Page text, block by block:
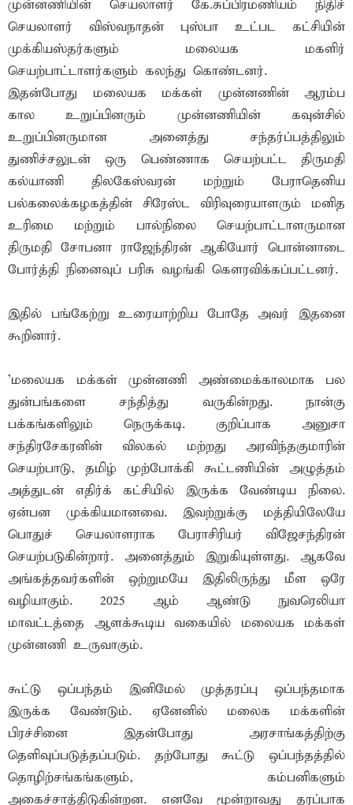
முன்னணியின் செயலாளர் கே.சுப்பிரமணியம் நிதிச்
செயலாளர் விஸ்வநாதன் புஸ்பா உட்பட கட்சியின்
முக்கியஸ்தர்களும் மலையக மகளிர்
செயற்பாட்டாளர்களும் கலந்து கொண்டனர்.
இதன்போது மலையக மக்கள் முன்னணின் ஆரம்ப
கால உறுப்பினரும் முன்னணியின் கவுன்சில்
உறுப்பினருமான அனைத்து சந்தர்ப்பத்திலும்
துணிச்சலுடன் ஒரு பெண்ணாக செயற்பட்ட திருமதி
கல்யாணி திலகேஸ்வரன் மற்றும் பேராதெனிய
பல்கலைக்கழகத்தின் சிரேஸ்ட விரிவுரையாளரும் மனித
உரிமை மற்றும் பால்நிலை செயற்பாட்டாளருமான
திருமதி சோபனா ராஜேந்திரன் ஆகியோர் பொன்னாடை
போர்த்தி நினைவுப் பரிசு வழங்கி கௌரவிக்கப்பட்டனர்.
இதில் பங்கேற்று உரையாற்றிய போதே அவர் இதனை
கூறினார்.
'மலையக மக்கள் முன்னணி அண்மைக்காலமாக பல
துன்பங்களை சந்தித்து வருகின்றது. நான்கு
பக்கங்களிலும் நெருக்கடி. குறிப்பாக அனுசா
சந்திரசேகரனின் விலகல் மற்றது அரவிந்தகுமாரின்
செயற்பாடு, தமிழ் முற்போக்கி கூட்டணியின் அழுத்தம்
அத்துடன் எதிர்க் கட்சியில் இருக்க வேண்டிய நிலை.
ஏன்பன முக்கியமானவை. இவற்றுக்கு மத்தியிலேயே
பொதுச் செயலாளராக பேராசிரியர் விஜேசந்திரன்
செயற்படுகின்றார். அனைத்தும் இறுகியுள்ளது. ஆகவே
அங்கத்தவர்களின் ஒற்றுமயே இதிலிருந்து மீள ஒரே
வழியாகும். 2025 ஆம் ஆண்டு நுவரெலியா
மாவட்டத்தை ஆளக்கூடிய வகையில் மலையக மக்கள்
முன்னணி உருவாகும்.
கூட்டு ஒப்பந்தம் இனிமேல் முத்தரப்பு ஒப்பந்தமாக
இருக்க வேண்டும். ஏனேனில் மலைக மக்களின்
பிரச்சினை இதன்போது அரசாங்கத்திற்கு
தெளிவுப்படுத்தப்படும். தற்போது கூட்டு ஒப்பந்தத்தில்
தொழிற்சங்கங்களும், கம்பனிகளும்
அகைச்சாத்திடுகின்றன. எனவே மூன்றாவது தரப்பாக